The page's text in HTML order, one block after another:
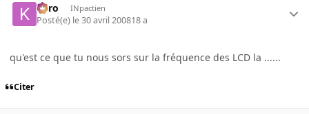
kyro INpactien
Posté(e) le 30 avril 200818 a
qu'est ce que tu nous sors sur la fréquence des LCD la ......
Citer